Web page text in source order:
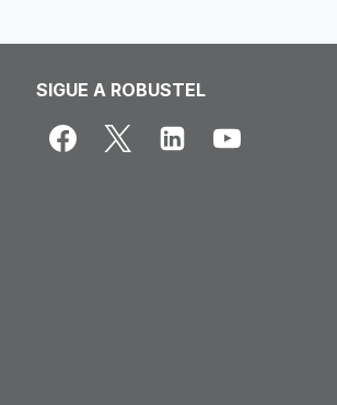
SIGUE A ROBUSTEL